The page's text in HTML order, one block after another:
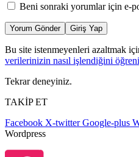
Beni sonraki yorumlar için e-
Yorum Gönder Giriş Yap
Bu site istenmeyenleri azaltmak
verilerinizin nasıl işlendiğini
Tekrar deneyiniz.
TAKİP ET
Facebook X-twitter Google-plus
Wordpress